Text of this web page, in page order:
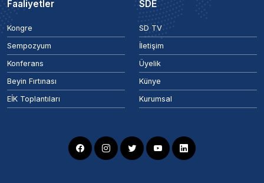
Faaliyetler
Kongre
Sempozyum
Konferans
Beyin Fırtınası
EİK Toplantıları
SDE
SD TV
İletişim
Üyelik
Künye
Kurumsal